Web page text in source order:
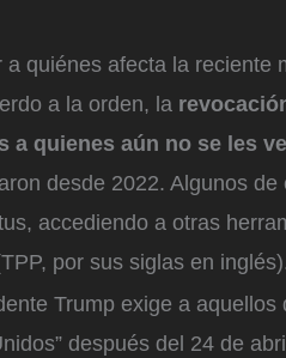
quiénes afecta la reciente
a la orden, la
a quienes aún no se les
desde 2022. Algunos de
accediendo a otras
por sus siglas en
Trump exige a aquellos
después del 24 de